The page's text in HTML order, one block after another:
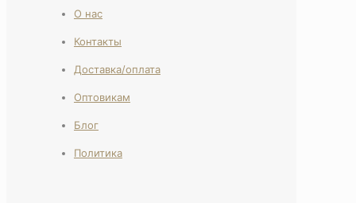
О нас
Контакты
Доставка/оплата
Оптовикам
Блог
Политика